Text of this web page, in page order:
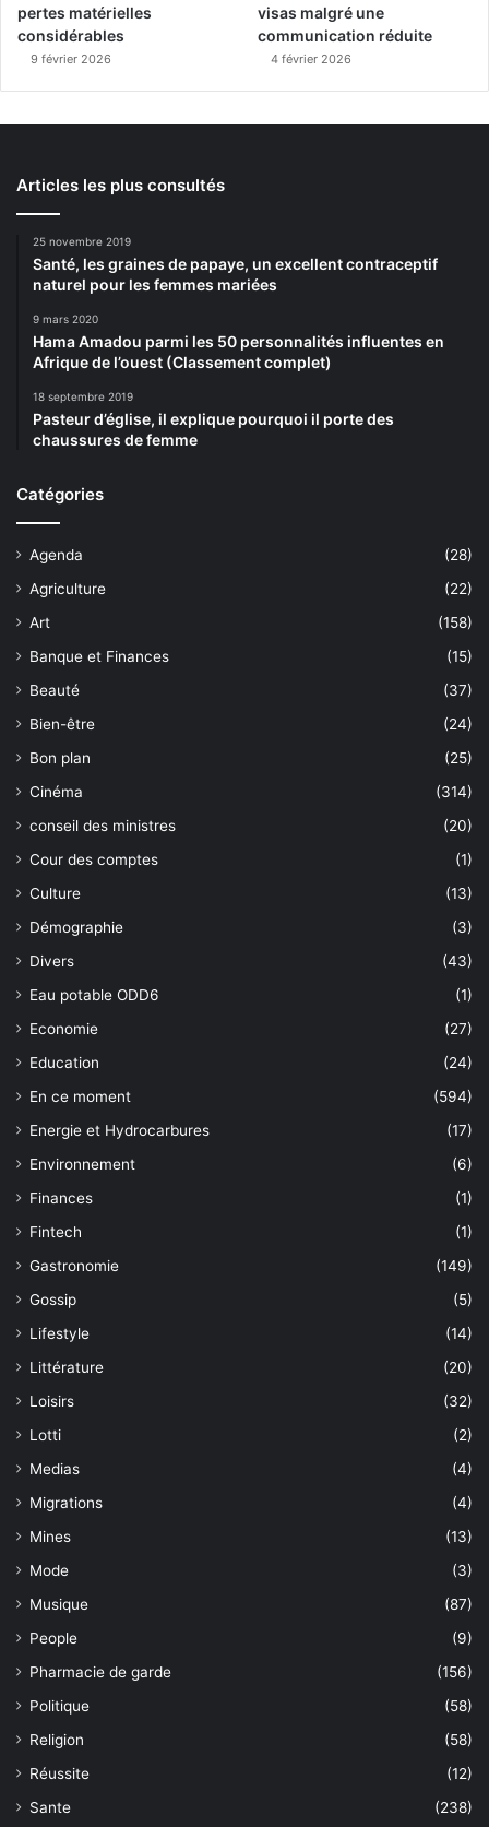
pertes matérielles
considérables
9 février 2026
visas malgré une
communication réduite
4 février 2026
Articles les plus consultés
25 novembre 2019
Santé, les graines de papaye, un excellent contraceptif
naturel pour les femmes mariées
9 mars 2020
Hama Amadou parmi les 50 personnalités influentes en
Afrique de l’ouest (Classement complet)
18 septembre 2019
Pasteur d’église, il explique pourquoi il porte des
chaussures de femme
Catégories
Agenda
(28)
Agriculture
(22)
Art
(158)
Banque et Finances
(15)
Beauté
(37)
Bien-être
(24)
Bon plan
(25)
Cinéma
(314)
conseil des ministres
(20)
Cour des comptes
(1)
Culture
(13)
Démographie
(3)
Divers
(43)
Eau potable ODD6
(1)
Economie
(27)
Education
(24)
En ce moment
(594)
Energie et Hydrocarbures
(17)
Environnement
(6)
Finances
(1)
Fintech
(1)
Gastronomie
(149)
Gossip
(5)
Lifestyle
(14)
Littérature
(20)
Loisirs
(32)
Lotti
(2)
Medias
(4)
Migrations
(4)
Mines
(13)
Mode
(3)
Musique
(87)
People
(9)
Pharmacie de garde
(156)
Politique
(58)
Religion
(58)
Réussite
(12)
Sante
(238)